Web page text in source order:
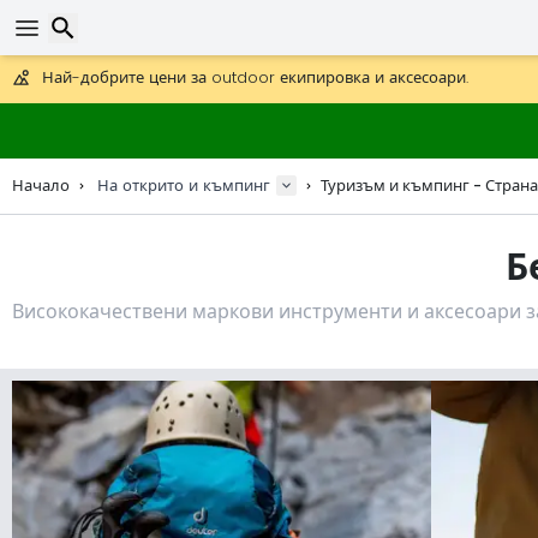
Получете безплатна доставка при поръчки над 59 €.
Предлага се и DHL Express за една нощ.
Начало На открито и къмпинг Туризъм и къмпинг -
Висококачествени маркови инструменти и аксесоари